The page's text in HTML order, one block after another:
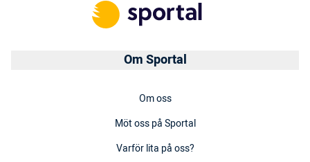
Om Sportal
Om oss
Möt oss på Sportal
Varför lita på oss?